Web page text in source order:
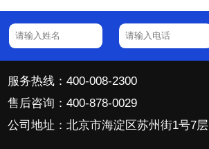
服务热线：400-008-2300
售后咨询：400-878-0029
公司地址：北京市海淀区苏州街1号7层